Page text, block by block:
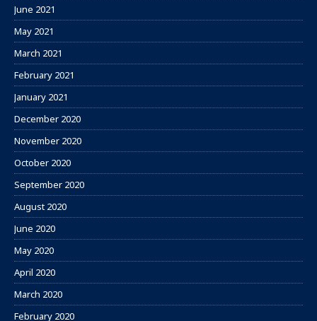
June 2021
May 2021
March 2021
February 2021
January 2021
December 2020
November 2020
October 2020
September 2020
August 2020
June 2020
May 2020
April 2020
March 2020
February 2020